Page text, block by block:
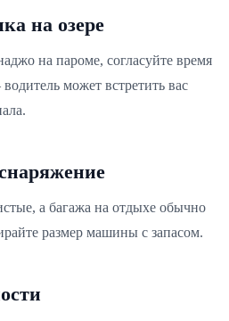
на озере
на пароме, согласуйте время
может встретить вас
а багажа на отдыхе обычно
размер машины с запасом.